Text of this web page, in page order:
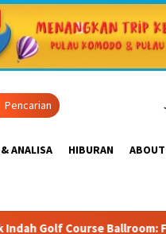
Pencarian
ANALISA HIBURAN
Forum